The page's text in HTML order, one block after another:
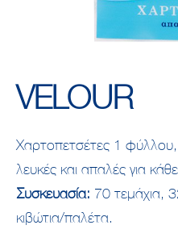
VELOUR
Χαρτοπετσέτες 1
λευκές και απαλές για
Συσκευασία: 70 τεμάχια,
κιβώτια/παλέτα.